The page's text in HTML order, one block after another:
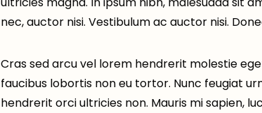
nec, auctor nisi. Vestibulum ac auctor nisi.
Cras sed arcu vel lorem hendrerit molestie
faucibus lobortis non eu tortor. Nunc feugiat
hendrerit orci ultricies non. Mauris mi sapien,